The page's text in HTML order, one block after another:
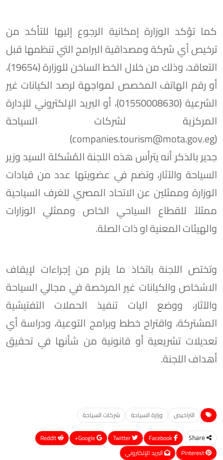
كما تؤكد الوزارة إمكانية الرجوع إليها للتأكد من
ترخيص أي شركة ومصداقية البرامج التي تنظمها قبل
التعاقد، وذلك من خلال الخط الساخن للوزارة (19654)،
أو رقم الهاتف المخصص لمواجهة لرصد الكيانات غير
الشرعية (01550008630)، أو البريد الإلكتروني للإدارة
المركزية لشركات السياحة
(companies.tourism@mota.gov.eg)
جدير بالذكر أنه يترأس هذه اللجنة المُشكلة السيد وزير
السياحة والآثار، وتضم في عضويتها عدد من قيادات
الوزارة وممثلين عن الاتحاد المصري للغرف السياحية
ممثلاً للقطاع السياحي الخاص وممثلي الوزارات
والهيئات المعنية او ذات الصلة.
وتختص اللجنة باتخاذ ما يلزم من إجراءات لإيقاف
الاشخاص والكيانات غير المرخصة في مجالي السياحة
والآثار، ووضع اليات تنفيذ الحملات التفتيشية
المشتركة، واقتراح خطط وبرامج التوعية، ودراسة أي
تعديلات تشريعية أو قانونية من شأنها في تحقيق
أهداف اللجنة.
التراخيص وزارة السياحة شركات السياحة
Share
Google+
ReddIt
Pinterest
البريد الإلكتروني